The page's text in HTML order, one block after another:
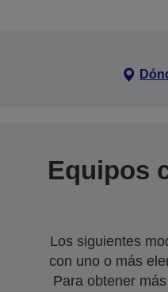
Equipos
Los siguientes
con uno o más
Para obtener